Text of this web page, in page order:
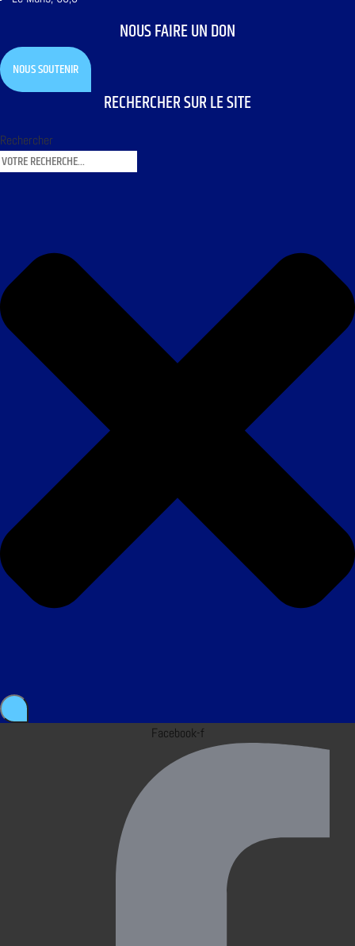
NOUS FAIRE UN DON
NOUS SOUTENIR
RECHERCHER SUR LE SITE
Rechercher
Facebook-f